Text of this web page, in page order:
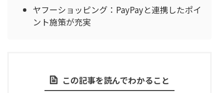
ヤフーショッピング：PayPayと連携したポイ
ント施策が充実
この記事を読んでわかること